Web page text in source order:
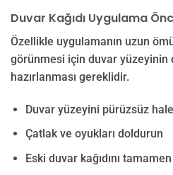
Duvar Kağıdı Uygulama
Özellikle uygulamanın uzun
görünmesi için duvar yüzeyinin
hazırlanması gereklidir.
Duvar yüzeyini pürüzsüz
Çatlak ve oyukları doldurun
Eski duvar kağıdını